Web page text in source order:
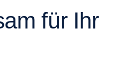
für Ihr